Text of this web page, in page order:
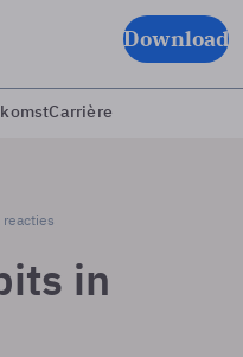
Download
Carrière
reacties
in